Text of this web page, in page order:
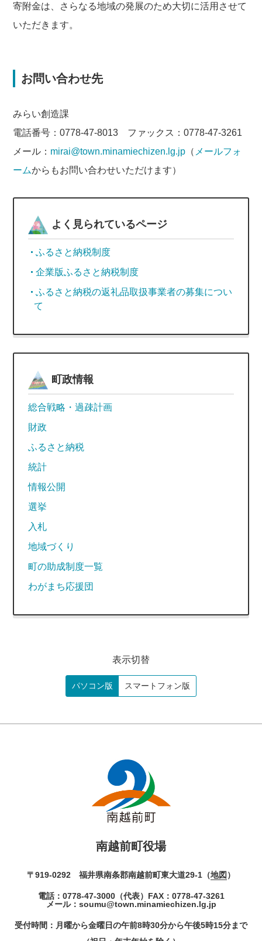
寄附金は、さらなる地域の発展のため大切に活用させて
いただきます。
お問い合わせ先
みらい創造課
電話番号：0778-47-8013 ファックス：0778-47-3261
メール： mirai@town.minamiechizen.lg.jp （ メールフォ
ームからもお問い合わせいただけます）
よく見られているページ
ふるさと納税制度
企業版ふるさと納税制度
ふるさと納税の返礼品取扱事業者の募集につい
て
町政情報
総合戦略・過疎計画
財政
ふるさと納税
統計
情報公開
選挙
入札
地域づくり
町の助成制度一覧
わがまち応援団
表示切替
パソコン版 スマートフォン版
南越前町役場
〒919-0292 福井県南条郡南越前町東大道29-1（地図 ）
電話： 0778-47-3000（代表） FAX：0778-47-3261
メール： soumu@town.minamiechizen.lg.jp
受付時間：月曜から金曜日の午前8時30分から午後5時15分まで